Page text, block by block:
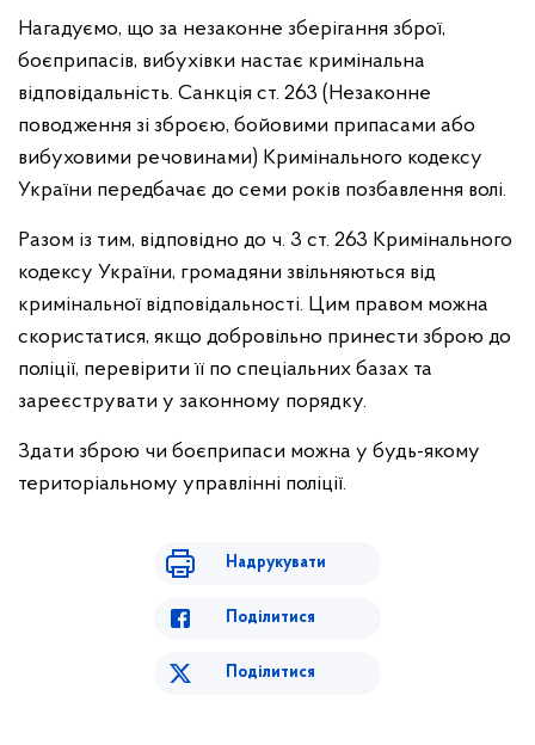
Нагадуємо, що за незаконне зберігання зброї,
боєприпасів, вибухівки настає кримінальна
відповідальність. Санкція ст. 263 (Незаконне
поводження зі зброєю, бойовими припасами або
вибуховими речовинами) Кримінального кодексу
України передбачає до семи років позбавлення волі.
Разом із тим, відповідно до ч. 3 ст. 263 Кримінального
кодексу України, громадяни звільняються від
кримінальної відповідальності. Цим правом можна
скористатися, якщо добровільно принести зброю до
поліції, перевірити її по спеціальних базах та
зареєструвати у законному порядку.
Здати зброю чи боєприпаси можна у будь-якому
територіальному управлінні поліції.
Надрукувати
Поділитися
Поділитися